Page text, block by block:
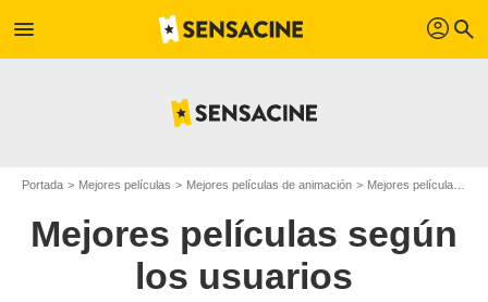
menu profil search
Portada Mejores películas Mejores películas de animación Mejores películas de 2008
Mejores películas según
los usuarios